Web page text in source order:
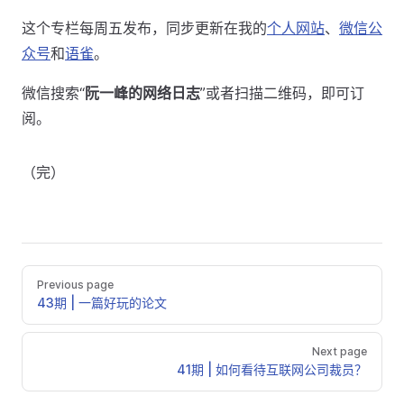
这个专栏每周五发布，同步更新在我的个人网站、 微信公
众号和语雀。
微信搜索“阮一峰的网络日志”或者扫描二维码，即可订
阅。
（完）
Previous page
43期 | 一篇好玩的论文
Next page
41期 | 如何看待互联网公司裁员？